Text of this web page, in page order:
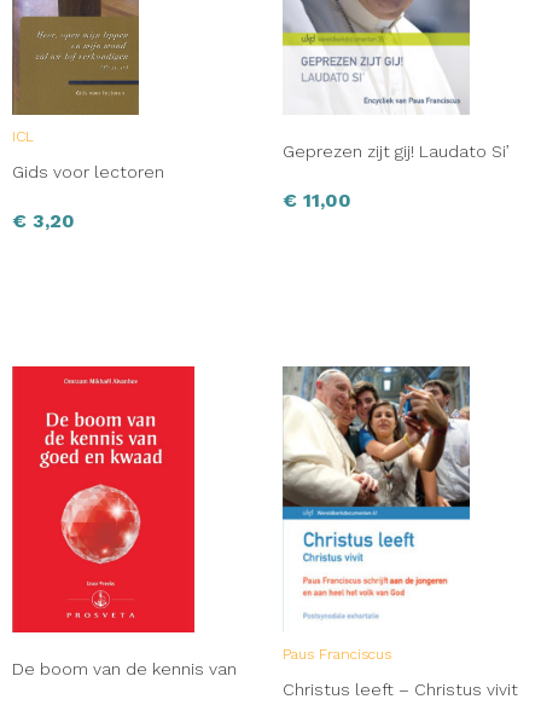
ICL
Gids voor lectoren
€ 3,20
Geprezen zijt gij! Laudato Si’
€ 11,00
De boom van de kennis van
Paus Franciscus
Christus leeft – Christus vivit